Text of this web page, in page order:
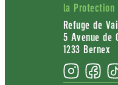
la Protection
Refuge de
5 Avenue de
1233 Bernex